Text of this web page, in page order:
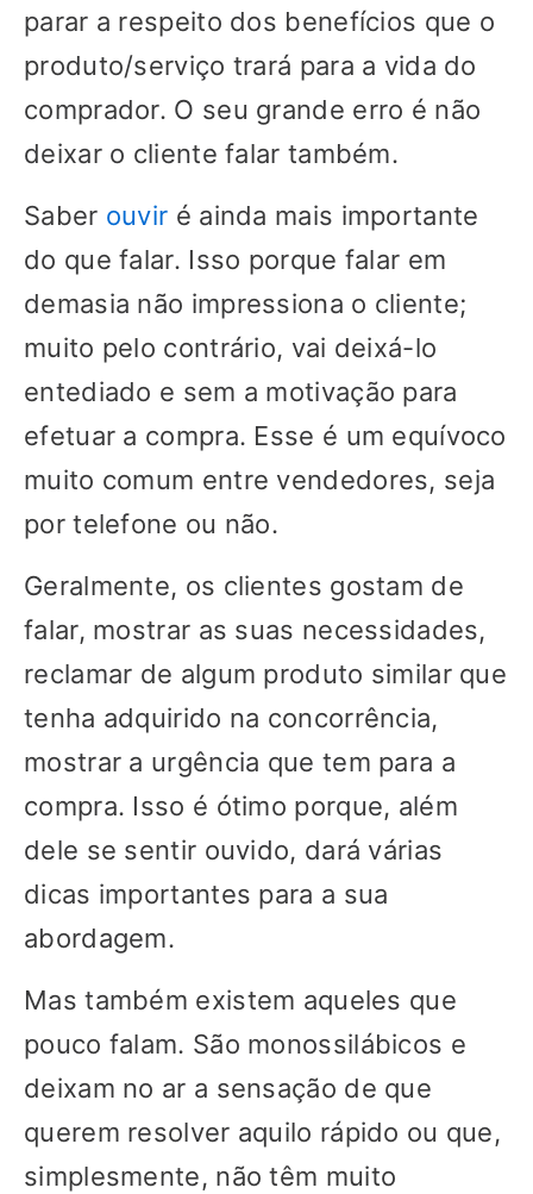
parar a respeito dos benefícios que o
produto/serviço trará para a vida do
comprador. O seu grande erro é não
deixar o cliente falar também.
Saber ouvir é ainda mais importante
do que falar. Isso porque falar em
demasia não impressiona o cliente;
muito pelo contrário, vai deixá-lo
entediado e sem a motivação para
efetuar a compra. Esse é um equívoco
muito comum entre vendedores, seja
por telefone ou não.
Geralmente, os clientes gostam de
falar, mostrar as suas necessidades,
reclamar de algum produto similar que
tenha adquirido na concorrência,
mostrar a urgência que tem para a
compra. Isso é ótimo porque, além
dele se sentir ouvido, dará várias
dicas importantes para a sua
abordagem.
Mas também existem aqueles que
pouco falam. São monossilábicos e
deixam no ar a sensação de que
querem resolver aquilo rápido ou que,
simplesmente, não têm muito